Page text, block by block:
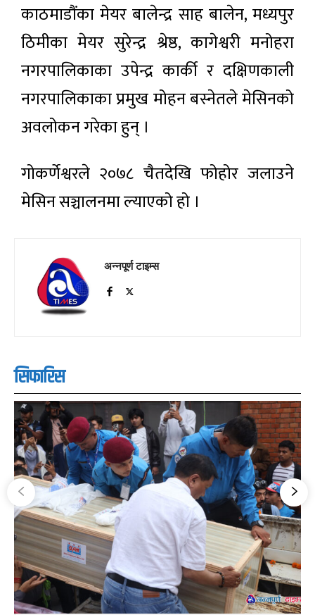
काठमाडौंका मेयर बालेन्द्र साह बालेन, मध्यपुर
ठिमीका मेयर सुरेन्द्र श्रेष्ठ, कागेश्वरी मनोहरा
नगरपालिकाका उपेन्द्र कार्की र दक्षिणकाली
नगरपालिकाका प्रमुख मोहन बस्नेतले मेसिनको
अवलोकन गरेका हुन् ।
गोकर्णेश्वरले २०७८ चैतदेखि फोहोर जलाउने
मेसिन सञ्चालनमा ल्याएको हो ।
अन्नपूर्ण टाइम्स
सिफारिस